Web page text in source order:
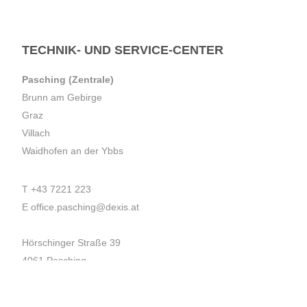
TECHNIK- UND SERVICE-CENTER
Pasching (Zentrale)
Brunn am Gebirge
Graz
Villach
Waidhofen an der Ybbs
T +43 7221 223
E office.pasching@dexis.at
Hörschinger Straße 39
4061 Pasching